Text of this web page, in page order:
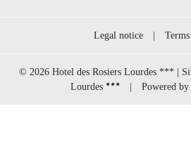
Legal notice
© 2026 Hotel des Rosiers Lourdes *** |
Lourdes
Powered by